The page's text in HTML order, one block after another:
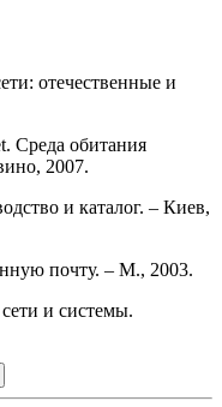
отечественные и
Среда обитания
2007.
и каталог. – Киев,
почту. – М., 2003.
и системы.